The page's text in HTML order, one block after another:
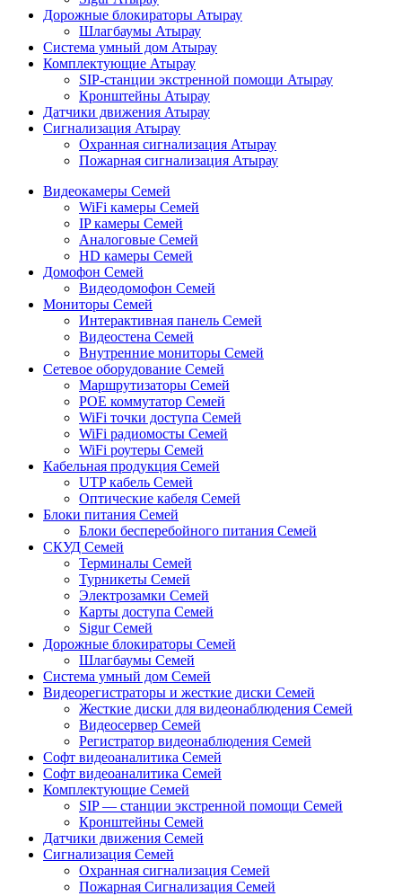
Дорожные блокираторы Атырау
Шлагбаумы Атырау
Система умный дом Атырау
Комплектующие Атырау
SIP-станции экстренной помощи Атырау
Кронштейны Атырау
Датчики движения Атырау
Сигнализация Атырау
Охранная сигнализация Атырау
Пожарная сигнализация Атырау
Видеокамеры Семей
WiFi камеры Семей
IP камеры Семей
Аналоговые Семей
HD камеры Семей
Домофон Семей
Видеодомофон Семей
Мониторы Семей
Интерактивная панель Семей
Видеостена Семей
Внутренние мониторы Семей
Сетевое оборудование Семей
Маршрутизаторы Семей
POE коммутатор Семей
WiFi точки доступа Семей
WiFi радиомосты Семей
WiFi роутеры Семей
Кабельная продукция Семей
UTP кабель Семей
Оптические кабеля Семей
Блоки питания Семей
Блоки бесперебойного питания Семей
СКУД Семей
Терминалы Семей
Турникеты Семей
Электрозамки Семей
Карты доступа Семей
Sigur Семей
Дорожные блокираторы Семей
Шлагбаумы Семей
Система умный дом Семей
Видеорегистраторы и жесткие диски Семей
Жесткие диски для видеонаблюдения Семей
Видеосервер Семей
Регистратор видеонаблюдения Семей
Софт видеоаналитика Семей
Софт видеоаналитика Семей
Комплектующие Семей
SIP — станции экстренной помощи Семей
Кронштейны Семей
Датчики движения Семей
Сигнализация Семей
Охранная сигнализация Семей
Пожарная Сигнализация Семей